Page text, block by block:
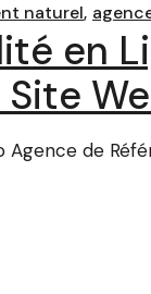
naturel
en
de